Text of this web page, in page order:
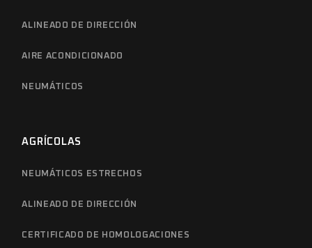
ALINEADO DE DIRECCIÓN
AIRE ACONDICIONADO
NEUMÁTICOS
AGRÍCOLAS
NEUMÁTICOS ESTRECHOS
ALINEADO DE DIRECCIÓN
CERTIFICADO DE HOMOLOGACIONES